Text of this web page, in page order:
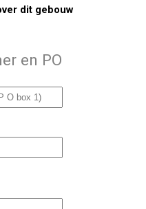
dit gebouw
en PO